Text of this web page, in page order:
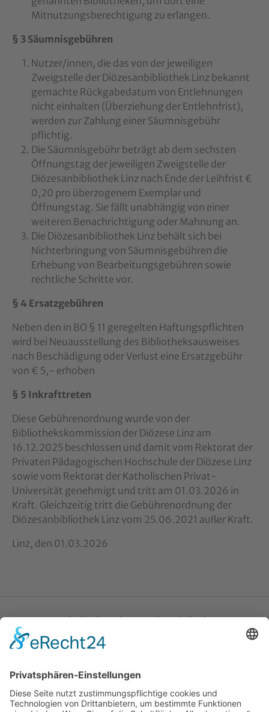
Mitnutzungsberechtigung zu erlangen.
§ 3 Säumnisgebühren
Nutzer/innen, die das von der jeweiligen
Zweigstelle der Diözesanbibliothek Linz bekannt
gemachte Rückgabedatum von Entlehnungen
nicht einhalten (Überziehung der Entlehnfrist),
werden zur Zahlung einer Säumnisgebühr
pflichtig.
Die Säumnisgebühr beträgt ab dem sechsten
Öffnungstag der jeweiligen Zweigstelle der
Diözesanbibliothek Linz nach Ende der Leihfrist €
0,20 pro überzogenem Exemplar und
Öffnungstag. Sie fällt unabhängig von einer
weiteren Benachrichtigung oder Mahnung an.
Die Diözesanbibliothek Linz behält sich bei
Nichterbringung von Säumnisgebühren die
Erhebung von Bearbeitungsgebühren sowie
rechtliche Schritte vor.
§ 4 Ersatzgebühren
Neben den in BO § 11 geregelten Haftungspflichten
wird bei Neuausstellung des Bibliotheksausweises
nach Beschädigung oder Verlust eine Ersatzgebühr
von € 5,- erhoben
§ 5 Inkrafttreten
Diese Gebührenordnung wurde von der
Bibliothekskommission der Diözese Linz am
16.12.2025 beschlossen und damit vom Rektorat der
Privaten Pädagogischen Hochschule der Diözese Linz
sowie vom Rektorat der Katholischen Privat-
Universität genehmigt und tritt am 01.03.2026 in
Kraft. Gleichzeitig tritt die Gebührenordnung der
Diözesanbibliothek Linz vom 25.06.2021 außer Kraft.
Linz, den 01.03.2026
Katholische Privat-Universität Linz
Bethlehemstraße 20
T:+43 732 / 784293
E:office[at]ku-linz.at